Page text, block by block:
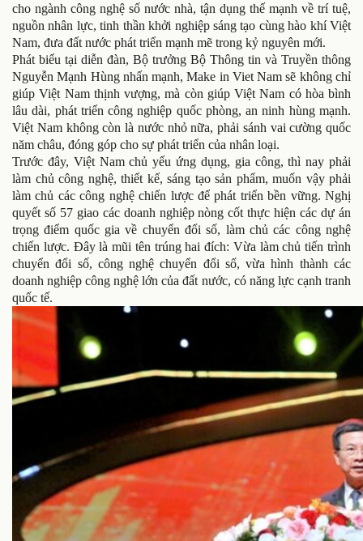
cho ngành công nghệ số nước nhà, tận dụng thế mạnh về trí tuệ,
nguồn nhân lực, tinh thần khởi nghiệp sáng tạo cùng hào khí Việt
Nam, đưa đất nước phát triển mạnh mẽ trong kỷ nguyên mới.
Phát biểu tại diễn đàn, Bộ trưởng Bộ Thông tin và Truyền thông
Nguyễn Mạnh Hùng nhấn mạnh, Make in Viet Nam sẽ không chỉ
giúp Việt Nam thịnh vượng, mà còn giúp Việt Nam có hòa bình
lâu dài, phát triển công nghiệp quốc phòng, an ninh hùng mạnh.
Việt Nam không còn là nước nhỏ nữa, phải sánh vai cường quốc
năm châu, đóng góp cho sự phát triển của nhân loại.
Trước đây, Việt Nam chủ yếu ứng dụng, gia công, thì nay phải
làm chủ công nghệ, thiết kế, sáng tạo sản phẩm, muốn vậy phải
làm chủ các công nghệ chiến lược để phát triển bền vững. Nghị
quyết số 57 giao các doanh nghiệp nòng cốt thực hiện các dự án
trọng điểm quốc gia về chuyển đổi số, làm chủ các công nghệ
chiến lược. Đây là mũi tên trúng hai đích: Vừa làm chủ tiến trình
chuyển đổi số, công nghệ chuyển đổi số, vừa hình thành các
doanh nghiệp công nghệ lớn của đất nước, có năng lực cạnh tranh
quốc tế.